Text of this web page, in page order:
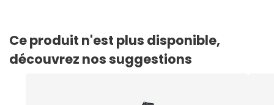
Ce produit n'est plus disponible,
découvrez nos suggestions